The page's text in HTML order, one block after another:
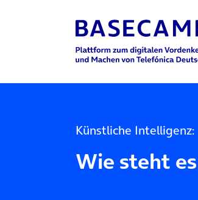
Main Navigation
Künstliche Intelligenz:
Wie steht